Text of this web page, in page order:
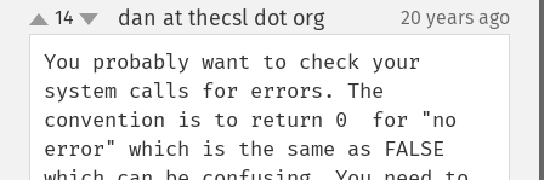
up
down
14 dan at thecsl dot org¶ 20 years ago
You probably want to check your
system calls for errors. The
convention is to return 0  for "no
error" which is the same as FALSE